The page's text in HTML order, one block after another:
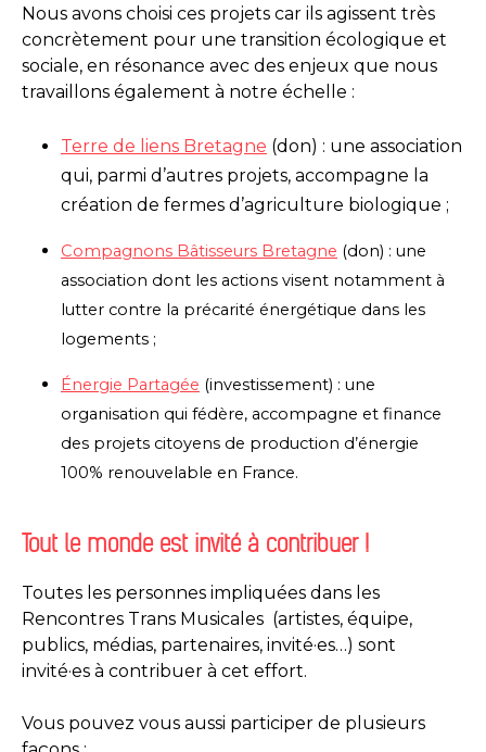
Nous avons choisi ces projets car ils agissent très
concrètement pour une transition écologique et
sociale, en résonance avec des enjeux que nous
travaillons également à notre échelle :
Terre de liens Bretagne (don) : une association
qui, parmi d’autres projets, accompagne la
création de fermes d’agriculture biologique ;
Compagnons Bâtisseurs Bretagne (don) : une
association dont les actions visent notamment à
lutter contre la précarité énergétique dans les
logements ;
Énergie Partagée (investissement) : une
organisation qui fédère, accompagne et finance
des projets citoyens de production d’énergie
100% renouvelable en France.
Tout le monde est invité à contribuer !
Toutes les personnes impliquées dans les
Rencontres Trans Musicales (artistes, équipe,
publics, médias, partenaires, invité·es…) sont
invité·es à contribuer à cet effort.
Vous pouvez vous aussi participer de plusieurs